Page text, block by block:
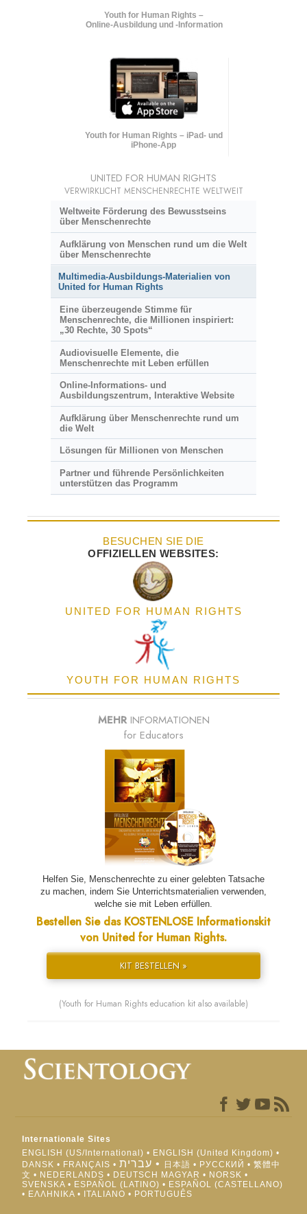
Youth for Human Rights –
Online-Ausbildung und -Information
Youth for Human Rights – iPad- und
iPhone-App
UNITED FOR HUMAN RIGHTS
VERWIRKLICHT MENSCHENRECHTE WELTWEIT
Weltweite Förderung des Bewusstseins
über Menschenrechte
Aufklärung von Menschen rund um die Welt
über Menschenrechte
Multimedia-Ausbildungs-Materialien von
United for Human Rights
Eine überzeugende Stimme für
Menschenrechte, die Millionen inspiriert:
„30 Rechte, 30 Spots“
Audiovisuelle Elemente, die
Menschenrechte mit Leben erfüllen
Online-Informations- und
Ausbildungszentrum, Interaktive Website
Aufklärung über Menschenrechte rund um
die Welt
Lösungen für Millionen von Menschen
Partner und führende Persönlichkeiten
unterstützen das Programm
BESUCHEN SIE DIE
OFFIZIELLEN WEBSITES:
UNITED FOR HUMAN RIGHTS
YOUTH FOR HUMAN RIGHTS
MEHR INFORMATIONEN
for Educators
Helfen Sie, Menschenrechte zu einer gelebten Tatsache
zu machen, indem Sie Unterrichtsmaterialien verwenden,
welche sie mit Leben erfüllen.
Bestellen Sie das KOSTENLOSE Informationskit
von United for Human Rights.
KIT BESTELLEN »
(Youth for Human Rights education kit also available)
Internationale Sites
ENGLISH (US/International)
ENGLISH (United Kingdom)
DANSK
FRANÇAIS עברית 日本語 РУССКИЙ
繁體中
文
NEDERLANDS DEUTSCH MAGYAR
NORSK
SVENSKA
ESPAÑOL (LATINO)
ESPAÑOL (CASTELLANO)
ΕΛΛΗΝΙΚA
ITALIANO PORTUGUÊS